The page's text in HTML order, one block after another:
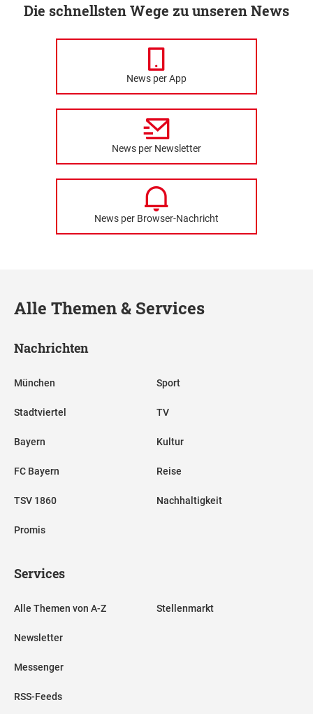
Die schnellsten Wege zu unseren News
News per App
News per Newsletter
News per Browser-Nachricht
Alle Themen & Services
Nachrichten
München
Stadtviertel
Bayern
FC Bayern
TSV 1860
Promis
Sport
TV
Kultur
Reise
Nachhaltigkeit
Services
Alle Themen von A-Z
Newsletter
Messenger
RSS-Feeds
Stellenmarkt